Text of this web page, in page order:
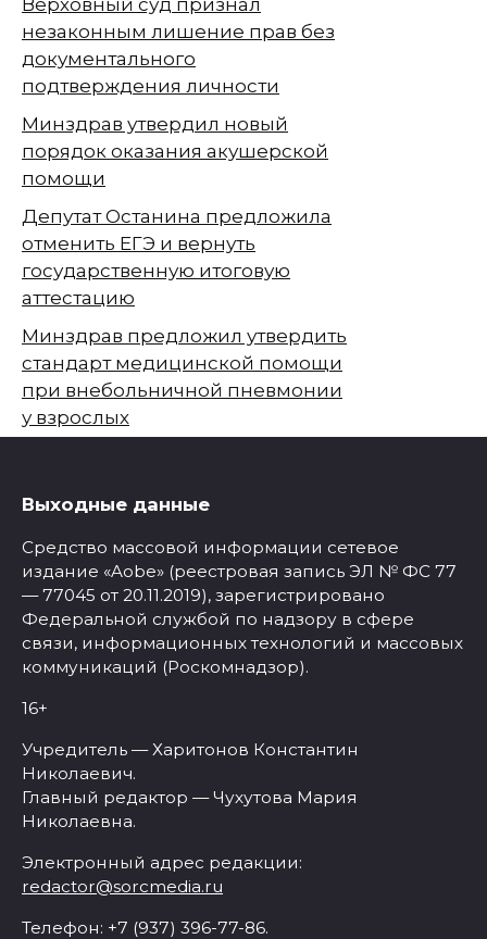
незаконным лишение прав без
документального
подтверждения личности
Минздрав утвердил новый
порядок оказания акушерской
помощи
Депутат Останина предложила
отменить ЕГЭ и вернуть
государственную итоговую
аттестацию
Минздрав предложил утвердить
стандарт медицинской помощи
при внебольничной пневмонии
у взрослых
Выходные данные
Средство массовой информации сетевое
издание «Aobe» (реестровая запись ЭЛ № ФС 77
— 77045 от 20.11.2019), зарегистрировано
Федеральной службой по надзору в сфере
связи, информационных технологий и массовых
коммуникаций (Роскомнадзор).
16+
Учредитель — Харитонов Константин
Николаевич.
Главный редактор — Чухутова Мария
Николаевна.
Электронный адрес редакции:
redactor@sorcmedia.ru
Телефон: +7 (937) 396-77-86.